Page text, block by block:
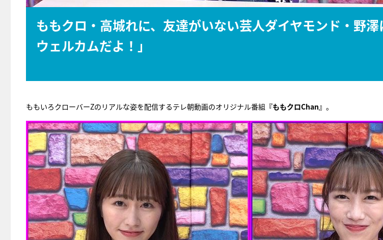
ももクロ・高城れに、友達がいない芸人ダイヤモンド・野
ウェルカムだよ！」
ももいろクローバーZのリアルな姿を配信するテレ朝動画のオリジナル番組 『ももクロChan』 。